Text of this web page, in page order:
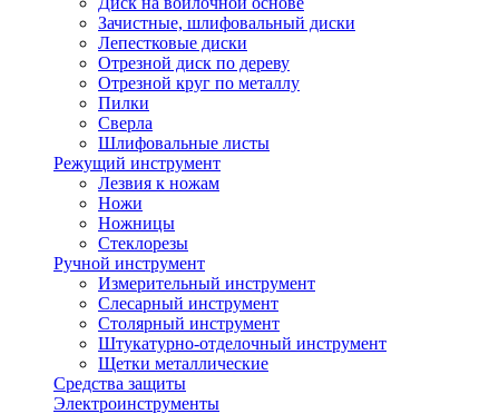
Зачистные, шлифовальный диски
Лепестковые диски
Отрезной диск по дереву
Отрезной круг по металлу
Пилки
Сверла
Шлифовальные листы
Режущий инструмент
Лезвия к ножам
Ножи
Ножницы
Стеклорезы
Ручной инструмент
Измерительный инструмент
Слесарный инструмент
Столярный инструмент
Штукатурно-отделочный инструмент
Щетки металлические
Средства защиты
Электроинструменты